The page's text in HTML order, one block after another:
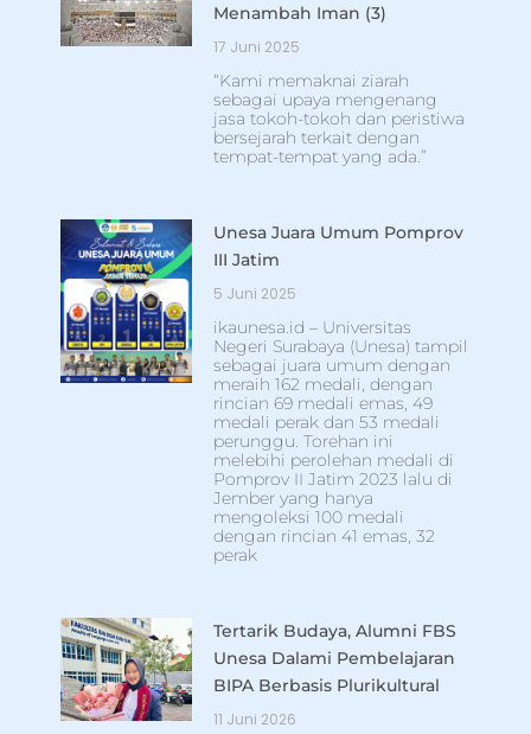
Menambah Iman (3)
17 Juni 2025
“Kami memaknai ziarah
sebagai upaya mengenang
jasa tokoh-tokoh dan peristiwa
bersejarah terkait dengan
tempat-tempat yang ada.”
Unesa Juara Umum Pomprov
III Jatim
5 Juni 2025
ikaunesa.id – Universitas
Negeri Surabaya (Unesa) tampil
sebagai juara umum dengan
meraih 162 medali, dengan
rincian 69 medali emas, 49
medali perak dan 53 medali
perunggu. Torehan ini
melebihi perolehan medali di
Pomprov II Jatim 2023 lalu di
Jember yang hanya
mengoleksi 100 medali
dengan rincian 41 emas, 32
perak
Tertarik Budaya, Alumni FBS
Unesa Dalami Pembelajaran
BIPA Berbasis Plurikultural
11 Juni 2026